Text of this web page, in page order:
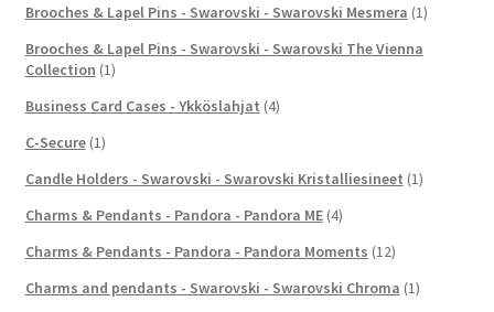
Brooches & Lapel Pins - Swarovski - Swarovski Mesmera (1)
Brooches & Lapel Pins - Swarovski - Swarovski The Vienna
Collection (1)
Business Card Cases - Ykköslahjat (4)
C-Secure (1)
Candle Holders - Swarovski - Swarovski Kristalliesineet (1)
Charms & Pendants - Pandora - Pandora ME (4)
Charms & Pendants - Pandora - Pandora Moments (12)
Charms and pendants - Swarovski - Swarovski Chroma (1)